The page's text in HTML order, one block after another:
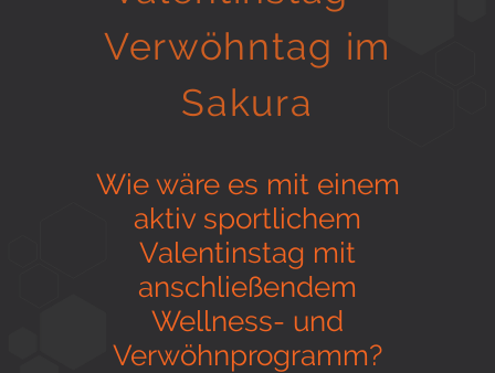
Sauna- und Freizeitcenter
Aktiv für Ihre Gesundheit
Gesunde Ernährungsberatung
Verwöhntag im
Sakura
Wie wäre es mit einem
aktiv sportlichem
Valentinstag mit
anschließendem
Wellness- und
Verwöhnprogramm?